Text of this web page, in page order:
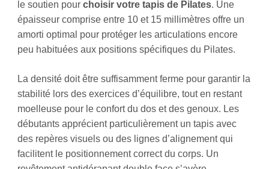
le soutien pourchoisir votre tapis de Pilates. Une
épaisseur comprise entre 10 et 15 millimètres offre un
amorti optimal pour protéger les articulations encore
peu habituées aux positions spécifiques du Pilates.
La densité doit être suffisamment ferme pour garantir la
stabilité lors des exercices d’équilibre, tout en restant
moelleuse pour le confort du dos et des genoux. Les
débutants apprécient particulièrement un tapis avec
des repères visuels ou des lignes d’alignement qui
facilitent le positionnement correct du corps. Un